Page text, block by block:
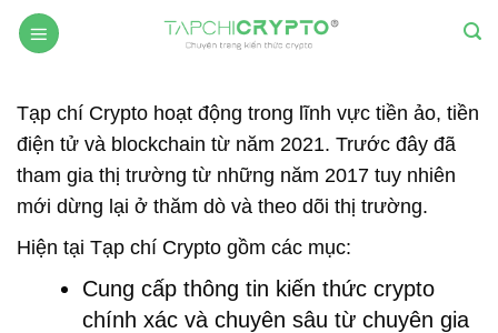
Skip
Tạp chí Crypto hoạt động trong lĩnh vực tiền ảo, tiền
điện tử và blockchain từ năm 2021. Trước đây đã
tham gia thị trường từ những năm 2017 tuy nhiên
mới dừng lại ở thăm dò và theo dõi thị trường.
Hiện tại Tạp chí Crypto gồm các mục:
Cung cấp thông tin kiến thức crypto
chính xác và chuyên sâu từ chuyên gia